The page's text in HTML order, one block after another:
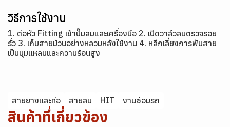
วิธีการใช้งาน
1. ต่อหัว Fitting เข้าปั๊มลมและเครื่องมือ 2. เปิดวาล์วลมตรวจรอย
รั่ว 3. เก็บสายม้วนอย่างหลวมหลังใช้งาน 4. หลีกเลี่ยงการพับสาย
เป็นมุมแหลมและความร้อนสูง
สายยางและท่อ สายลม HIT งานซ่อมรถ
สินค้าที่เกี่ยวข้อง